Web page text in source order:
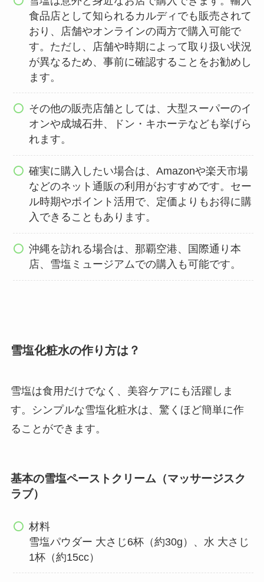
食品店として知られるカルディでも販売されて
おり、店舗やオンラインの両方で購入可能で
す。ただし、店舗や時期によって取り扱い状況
が異なるため、事前に確認することをお勧めし
ます。
その他の販売店舗としては、大型スーパーのイ
オンや成城石井、ドン・キホーテなども挙げら
れます。
確実に購入したい場合は、Amazonや楽天市場
などのネット通販の利用がおすすめです。セー
ル時期やポイント活用で、定価よりもお得に購
入できることもあります。
沖縄を訪れる場合は、那覇空港、国際通り本
店、雪塩ミュージアムでの購入も可能です。
雪塩化粧水の作り方は？
雪塩は食用だけでなく、美容ケアにも活躍しま
す。シンプルな雪塩化粧水は、驚くほど簡単に作
ることができます。​
基本の雪塩ペーストクリーム（マッサージスク
ラブ）
材料
雪塩パウダー 大さじ6杯（約30g）、水 大さじ
1杯（約15cc）